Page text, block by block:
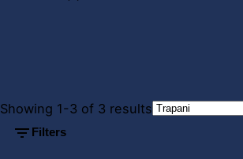
Showing 1-3 of 3 results
Filters
Posted by